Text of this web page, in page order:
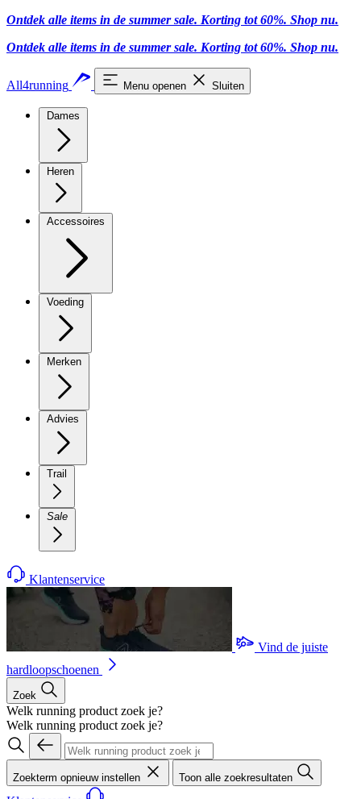
Ontdek alle items in de summer sale. Korting tot 60%. Shop nu.
Ontdek alle items in de summer sale. Korting tot 60%. Shop nu.
All4running Menu openen Sluiten
Dames
Heren
Accessoires
Voeding
Merken
Advies
Trail
Sale
Klantenservice
Vind de juiste
hardloopschoenen
Zoek
Welk running product zoek je?
Welk running product zoek je?
Zoekterm opnieuw instellen Toon alle zoekresultaten